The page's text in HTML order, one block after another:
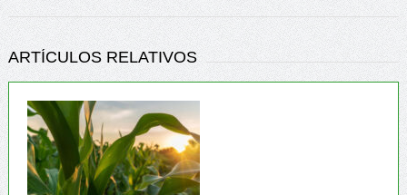
ARTÍCULOS RELATIVOS